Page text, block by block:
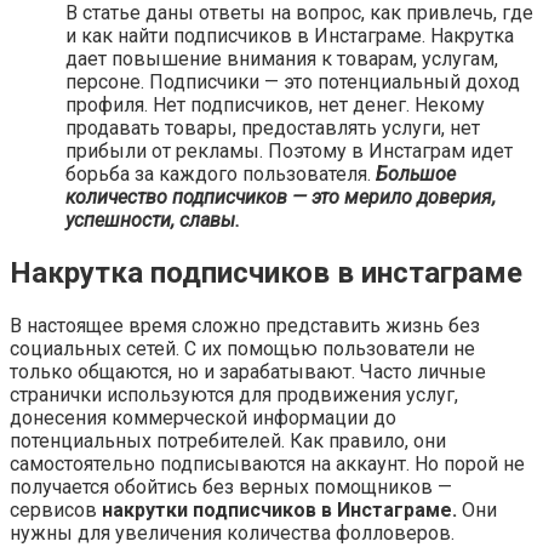
В статье даны ответы на вопрос, как привлечь, где
и как найти подписчиков в Инстаграме. Накрутка
дает повышение внимания к товарам, услугам,
персоне. Подписчики — это потенциальный доход
профиля. Нет подписчиков, нет денег. Некому
продавать товары, предоставлять услуги, нет
прибыли от рекламы. Поэтому в Инстаграм идет
борьба за каждого пользователя. Большое
количество подписчиков — это мерило доверия,
успешности, славы.
Накрутка подписчиков в инстаграме
В настоящее время сложно представить жизнь без
социальных сетей. С их помощью пользователи не
только общаются, но и зарабатывают. Часто личные
странички используются для продвижения услуг,
донесения коммерческой информации до
потенциальных потребителей. Как правило, они
самостоятельно подписываются на аккаунт. Но порой не
получается обойтись без верных помощников —
сервисов накрутки подписчиков в Инстаграме. Они
нужны для увеличения количества фолловеров.